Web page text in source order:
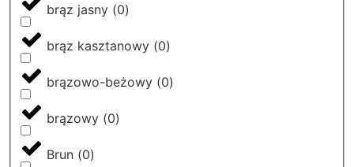
brąz jasny (0)
brąz kasztanowy (0)
brązowo-beżowy (0)
brązowy (0)
Brun (0)